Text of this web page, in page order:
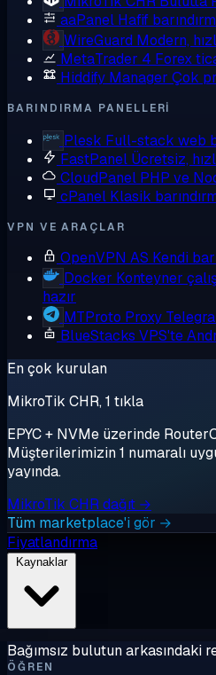
aaPanel Hafif
WireGuard Modern,
MetaTrader 4 Forex
Hiddify Manager Çok
BARINDIRMA PANELLERI
Plesk Full-stack web
FastPanel Ücretsiz,
CloudPanel PHP ve
cPanel Klasik
VPN VE ARAÇLAR
OpenVPN AS Kendi
Docker Konteyner
hazır
MTProto Proxy
BlueStacks VPS'te
En çok kurulan
MikroTik CHR, 1 tıkla
EPYC + NVMe üzerinde
Müşterilerimizin 1 numaralı
yayında.
MikroTik CHR dağıt →
Tüm marketplace'i gör →
Fiyatlandırma
Kaynaklar
Bağımsız bulutun arkasındaki
ÖĞREN